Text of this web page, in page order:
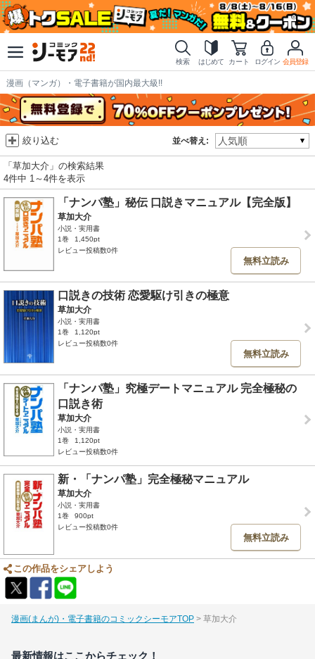
検索 はじめて カート ログイン 会員登録
漫画（マンガ）・電子書籍が国内最大級!!
並べ替え:
絞り込む
「草加大介」の検索結果
4件中 1～4件を表示
「ナンパ塾」秘伝 口説きマニュアル【完全版】
草加大介
小説・実用書
1巻
1,450pt
レビュー投稿数0件
無料立読み
口説きの技術 恋愛駆け引きの極意
草加大介
小説・実用書
1巻
1,120pt
レビュー投稿数0件
無料立読み
「ナンパ塾」究極デートマニュアル 完全極秘の
口説き術
草加大介
小説・実用書
1巻
1,120pt
レビュー投稿数0件
新・「ナンパ塾」完全極秘マニュアル
草加大介
小説・実用書
1巻
900pt
レビュー投稿数0件
無料立読み
この作品をシェアしよう
漫画(まんが)・電子書籍のコミックシーモアTOP 草加大介
最新情報はここからチェック！